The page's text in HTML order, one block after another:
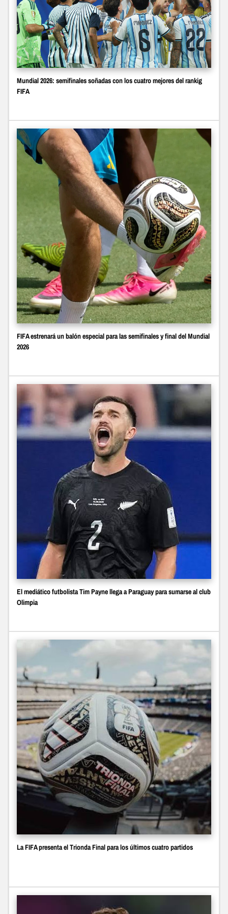
Mundial 2026: semifinales soñadas con los cuatro mejores del rankig
FIFA
FIFA estrenará un balón especial para las semifinales y final del Mundial
2026
El mediático futbolista Tim Payne llega a Paraguay para sumarse al club
Olimpia
La FIFA presenta el Trionda Final para los últimos cuatro partidos